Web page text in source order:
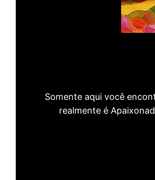
Somente aqui você
realmente é